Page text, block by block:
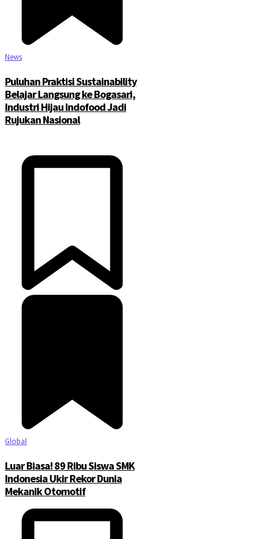
News
Puluhan Praktisi Sustainability
Belajar Langsung ke Bogasari,
Industri Hijau Indofood Jadi
Rujukan Nasional
Global
Luar Biasa! 89 Ribu Siswa SMK
Indonesia Ukir Rekor Dunia
Mekanik Otomotif